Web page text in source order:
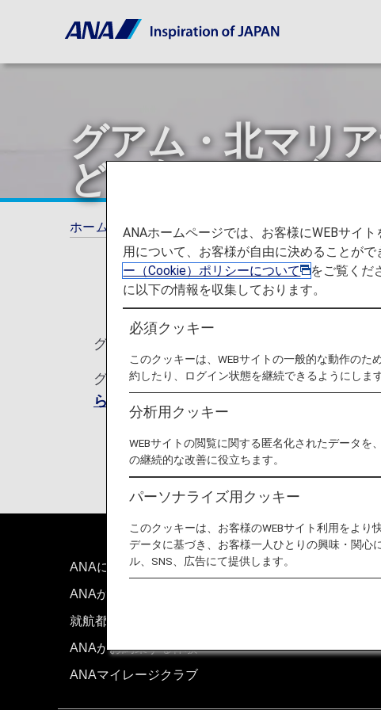
グアム・北マリ
ど）入国要件変更
ホーム ご旅行の準備 各国の特別なお知らせ
グアム・北マリアナ諸島（サイパン島、テ
グアム及び北マリアナ諸島への入国が11月
らせ （2024年11月30日～）
ANAについて
ANAからのお知らせ
就航都市
ANAがお約束する体験
ANAマイレージクラブ
ANAホームページでは、お客様にWEBサイ
用について、お客様が自由に決めることが
ー（Cookie）ポリシーについて
をご覧くだ
に以下の情報を収集しております。
必須クッキー
このクッキーは、WEBサイトの一般的な動作の
約したり、ログイン状態を継続できるようにします
分析用クッキー
WEBサイトの閲覧に関する匿名化されたデータを
の継続的な改善に役立ちます。
パーソナライズ用クッキー
このクッキーは、お客様のWEBサイト利用をよ
データに基づき、お客様一人ひとりの興味・関心
ル、SNS、広告にて提供します。